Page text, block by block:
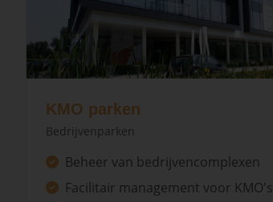
KMO parken
Bedrijvenparken
Beheer van bedrijvencomplexen
Facilitair management voor KMO's